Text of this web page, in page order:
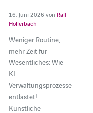
16. Juni 2026 von Ralf
Hollerbach
Weniger Routine,
mehr Zeit für
Wesentliches: Wie
KI
Verwaltungsprozesse
entlastet!
Künstliche